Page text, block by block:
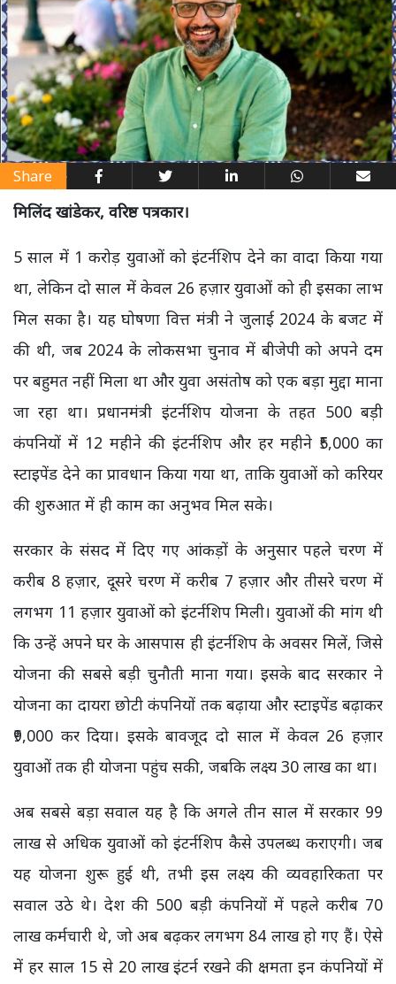
Share
मिलिंद खांडेकर, वरिष्ठ पत्रकार।
5 साल में 1 करोड़ युवाओं को इंटर्नशिप देने का वादा किया गया
था, लेकिन दो साल में केवल 26 हज़ार युवाओं को ही इसका लाभ
मिल सका है। यह घोषणा वित्त मंत्री ने जुलाई 2024 के बजट में
की थी, जब 2024 के लोकसभा चुनाव में बीजेपी को अपने दम
पर बहुमत नहीं मिला था और युवा असंतोष को एक बड़ा मुद्दा माना
जा रहा था। प्रधानमंत्री इंटर्नशिप योजना के तहत 500 बड़ी
कंपनियों में 12 महीने की इंटर्नशिप और हर महीने ₹5,000 का
स्टाइपेंड देने का प्रावधान किया गया था, ताकि युवाओं को करियर
की शुरुआत में ही काम का अनुभव मिल सके।
सरकार के संसद में दिए गए आंकड़ों के अनुसार पहले चरण में
करीब 8 हज़ार, दूसरे चरण में करीब 7 हज़ार और तीसरे चरण में
लगभग 11 हज़ार युवाओं को इंटर्नशिप मिली। युवाओं की मांग थी
कि उन्हें अपने घर के आसपास ही इंटर्नशिप के अवसर मिलें, जिसे
योजना की सबसे बड़ी चुनौती माना गया। इसके बाद सरकार ने
योजना का दायरा छोटी कंपनियों तक बढ़ाया और स्टाइपेंड बढ़ाकर
₹9,000 कर दिया। इसके बावजूद दो साल में केवल 26 हज़ार
युवाओं तक ही योजना पहुंच सकी, जबकि लक्ष्य 30 लाख का था।
अब सबसे बड़ा सवाल यह है कि अगले तीन साल में सरकार 99
लाख से अधिक युवाओं को इंटर्नशिप कैसे उपलब्ध कराएगी। जब
यह योजना शुरू हुई थी, तभी इस लक्ष्य की व्यवहारिकता पर
सवाल उठे थे। देश की 500 बड़ी कंपनियों में पहले करीब 70
लाख कर्मचारी थे, जो अब बढ़कर लगभग 84 लाख हो गए हैं। ऐसे
में हर साल 15 से 20 लाख इंटर्न रखने की क्षमता इन कंपनियों में